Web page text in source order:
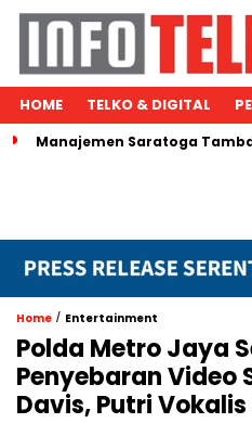
HOME TELKO & DIGITAL
Saratoga Tambah
Home / Entertainment
Polda Metro Jaya
Penyebaran Video
Davis, Putri